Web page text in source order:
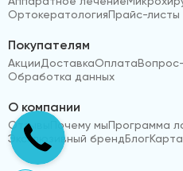
ОртокератологияПрайс-листы
Покупателям
АкцииДоставкаОплата
Обработка данных
О компании
Отзывы Почему мыПрограмма
Эксклюзивный брендБлог